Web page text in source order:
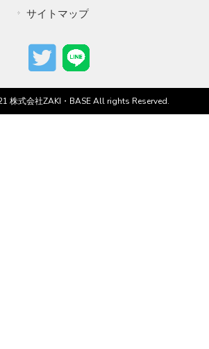
サイトマップ
株式会社ZAKI・BASE All rights Reserved.